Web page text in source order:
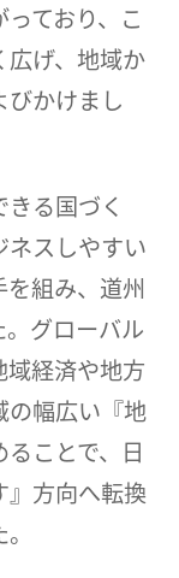
ており、こ
広げ、地域か
びかけまし
る国づく
ネスしやすい
組み、道州
グローバル
経済や地方
の幅広い『地
ことで、日
』方向へ転換